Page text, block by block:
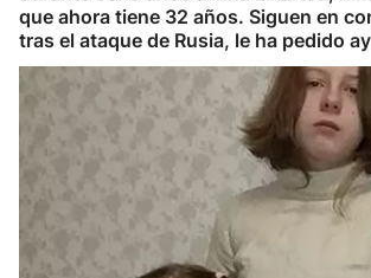
que ahora tiene 32 años. Siguen en
tras el ataque de Rusia, le ha pedido